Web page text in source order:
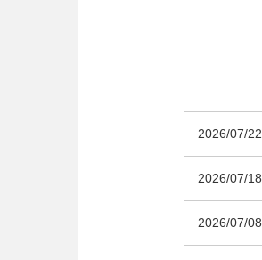
2026/07/22
2026/07/18
2026/07/08